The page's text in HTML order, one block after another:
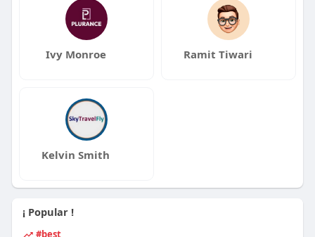
Ivy Monroe Ramit Tiwari
Kelvin Smith
¡ Popular !
#best